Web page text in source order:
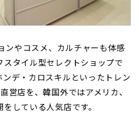
ンやコスメ、カルチャーも体感
タイル型セレクトショップで
デ・カロスキルといったトレン
営店を、韓国外ではアメリカ、
している人気店です。